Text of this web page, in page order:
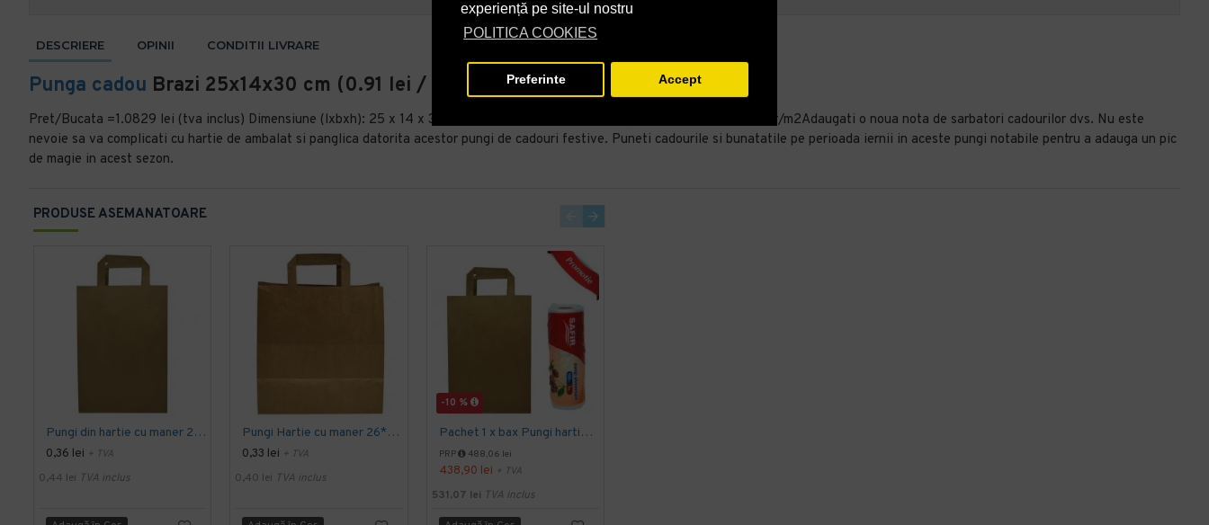
experiență pe site-ul nostru
POLITICA COOKIES
Preferinte Accept
PRODUSE ASEMANATOARE
Pungi din hartie cu maner 28*17*29 cm, 250 buc/ bax
0,36 lei + TVA
0,44 lei TVA inclus
Pungi Hartie cu maner 26*14*29 cm, bax 250
0,33 lei + TVA
0,40 lei TVA inclus
-10 %
Pachet 1 x bax Pungi hartie si 1 x bax Pungi plastic
PRP 488,06 lei
438,90 lei + TVA
531,07 lei TVA inclus
DESCRIERE OPINII CONDITII LIVRARE
Punga cadou Brazi 25x14x30 cm (0.91 lei / buc + tva) - 100 buc -
Pret/Bucata =1.0829 lei (tva inclus) Dimensiune (lxbxh): 25 x 14 x 30 cm Cod produs: PK2802 Gramaj Material [Gr/M2]: 90gr/m2Adaugati o noua nota de sarbatori cadourilor dvs. Nu este
nevoie sa va complicati cu hartie de ambalat si panglica datorita acestor pungi de cadouri festive. Puneti cadourile si bunatatile pe perioada iernii in aceste pungi notabile pentru a adauga un pic
de magie in acest sezon.